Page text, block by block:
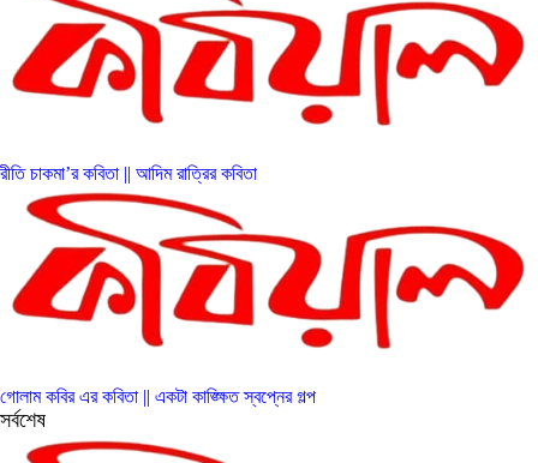
রীতি চাকমা’র কবিতা || আদিম রাত্রির কবিতা
গোলাম কবির এর কবিতা || একটা কাঙ্ক্ষিত স্বপ্নের গল্প
সর্বশেষ